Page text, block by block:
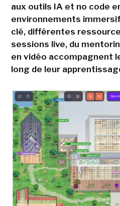
aux outils IA et no code
environnements
clé, différentes
sessions live, du
en vidéo accompagnent
long de leur